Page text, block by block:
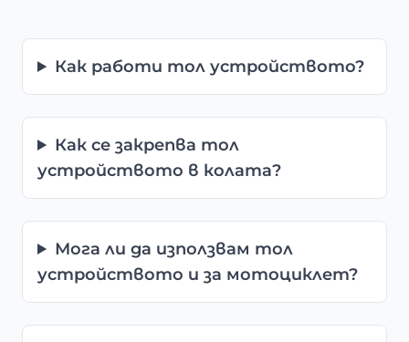
Как работи тол устройството?
Как се закрепва тол
устройството в колата?
Мога ли да използвам тол
устройството и за мотоциклет?